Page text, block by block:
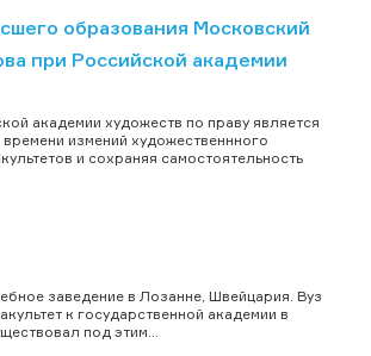
образования Московский
при Российской академии
академии художеств по праву является
измений художественнного
и сохраняя самостоятельность
заведение в Лозанне, Швейцария. Вуз
к государственной академии в
под этим...